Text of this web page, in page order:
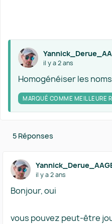
il y a 2 ans
Homogénéiser les
MARQUÉ COMME MEILLEURE
5 Réponses
il y a 2 ans
Bonjour, oui
vous pouvez peut-être